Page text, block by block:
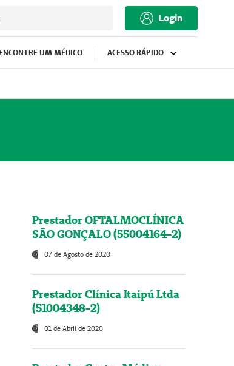
Login
UM MÉDICO ACESSO RÁPIDO
Prestador OFTALMOCLÍNICA
SÃO GONÇALO (55004164-2)
07 de Agosto de 2020
Prestador Clínica Itaipú Ltda
(51004348-2)
01 de Abril de 2020